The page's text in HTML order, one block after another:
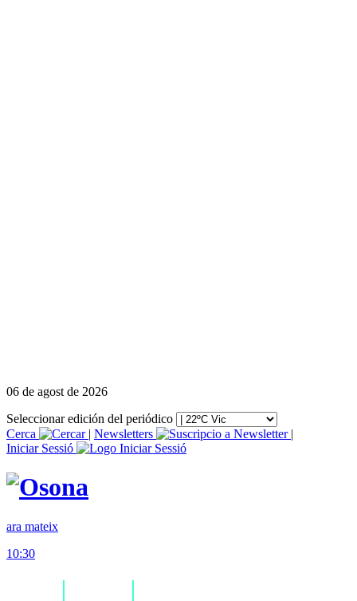
06 de agost de 2026
Seleccionar edición del periódico
Cerca
| Newsletters
|
Iniciar Sessió
ara mateix
10:30